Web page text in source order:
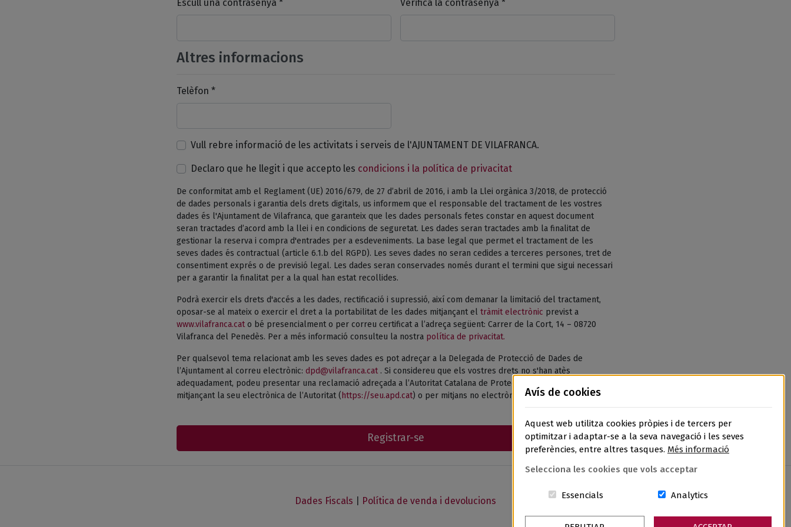
Escull una contrasenya * Verifica la contrasenya *
Altres informacions
Telèfon *
Vull rebre informació de les activitats i serveis de l'AJUNTAMENT DE VILAFRANCA.
Declaro que he llegit i que accepto les condicions i la política de privacitat
De conformitat amb el Reglament (UE) 2016/679, de 27 d’abril de 2016, i amb la Llei orgànica 3/2018, de protecció
de dades personals i garantia dels drets digitals, us informem que el responsable del tractament de les vostres
dades és l'Ajuntament de Vilafranca, que garanteix que les dades personals fetes constar en aquest document
seran tractades d’acord amb la llei i en condicions de seguretat. Les dades seran tractades amb la finalitat de
gestionar la reserva i compra d'entrades per a esdeveniments. La base legal que permet el tractament de les
seves dades és contractual (article 6.1.b del RGPD). Les seves dades no seran cedides a terceres persones, tret de
consentiment exprés o de previsió legal. Les dades seran conservades només durant el termini que sigui necessari
per a garantir la finalitat per a la qual han estat recollides.
Podrà exercir els drets d'accés a les dades, rectificació i supressió, així com demanar la limitació del tractament,
oposar-se al mateix o exercir el dret a la portabilitat de les dades mitjançant el tràmit electrònic previst a
www.vilafranca.cato bé presencialment o per correu certificat a l’adreça següent: Carrer de la Cort, 14 – 08720
Vilafranca del Penedès. Per a més informació consulteu la nostra política de privacitat.
Per qualsevol tema relacionat amb les seves dades es pot adreçar a la Delegada de Protecció de Dades de
l’Ajuntament al correu electrònic: dpd@vilafranca.cat. Si considereu que els vostres drets no s'han atès
adequadament, podeu presentar una reclamació adreçada a l’Autoritat Catalana de Protecció de Dades, l’APDCAT,
mitjançant la seu electrònica de l’Autoritat ( https://seu.apd.cat) o per mitjans no electrònics.
Registrar-se
Dades Fiscals Política de venda i devolucions
Avís de cookies
Aquest web utilitza cookies pròpies i de tercers per
optimitzar i adaptar-se a la seva navegació i les seves
preferències, entre altres tasques. Més informació
Selecciona les cookies que vols acceptar
Essencials Aquestes cookies són essencials per al lloc
Analytics